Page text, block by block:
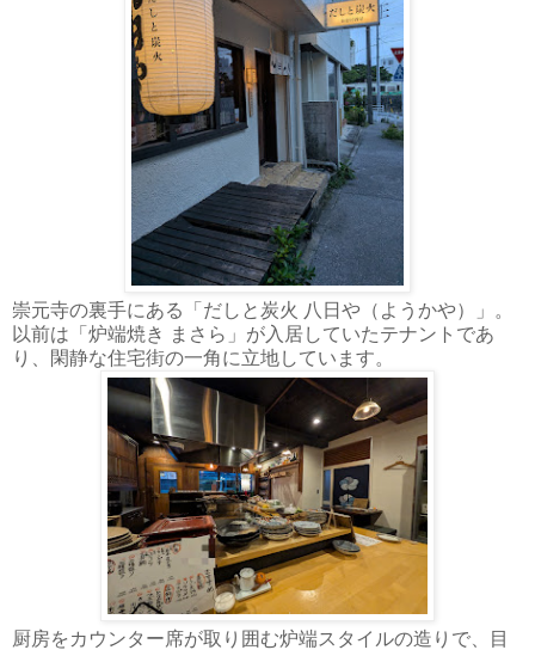
崇元寺の裏手にある「だしと炭火 八日や（ようかや）」。
以前は「炉端焼き まさら」が入居していたテナントであ
り、閑静な住宅街の一角に立地しています。
厨房をカウンター席が取り囲む炉端スタイルの造りで、目